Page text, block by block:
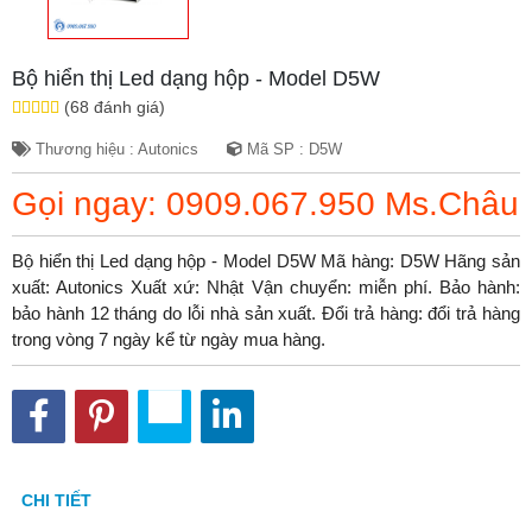
Bộ hiển thị Led dạng hộp - Model D5W
(68 đánh giá)
Thương hiệu : Autonics Mã SP : D5W
Gọi ngay: 0909.067.950 Ms.Châu
Bộ hiển thị Led dạng hộp - Model D5W Mã hàng: D5W Hãng sản
xuất: Autonics Xuất xứ: Nhật Vận chuyển: miễn phí. Bảo hành:
bảo hành 12 tháng do lỗi nhà sản xuất. Đổi trả hàng: đổi trả hàng
trong vòng 7 ngày kể từ ngày mua hàng.
CHI TIẾT